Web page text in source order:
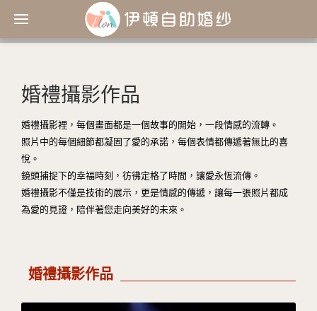
婚禮攝影作品
婚禮攝影裡，每個畫面都是一個故事的開始，一段情感的流轉。
照片中的每個細節都凝固了愛的承諾，每個表情都傳遞著無比的喜
悅。
鏡頭捕捉下的幸福時刻，彷彿定格了時間，讓愛永恆流傳。
婚禮攝影不僅是技術的展示，更是情感的傳遞，讓每一張照片都成
為愛的見證，陪伴著您走向美好的未來。
婚禮攝影作品